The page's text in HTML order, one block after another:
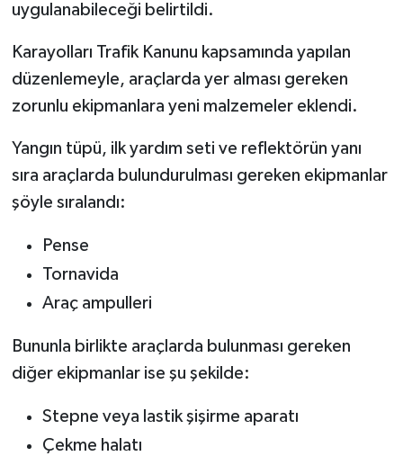
uygulanabileceği belirtildi.
Karayolları Trafik Kanunu kapsamında yapılan
düzenlemeyle, araçlarda yer alması gereken
zorunlu ekipmanlara yeni malzemeler eklendi.
Yangın tüpü, ilk yardım seti ve reflektörün yanı
sıra araçlarda bulundurulması gereken ekipmanlar
şöyle sıralandı:
Pense
Tornavida
Araç ampulleri
Bununla birlikte araçlarda bulunması gereken
diğer ekipmanlar ise şu şekilde:
Stepne veya lastik şişirme aparatı
Çekme halatı